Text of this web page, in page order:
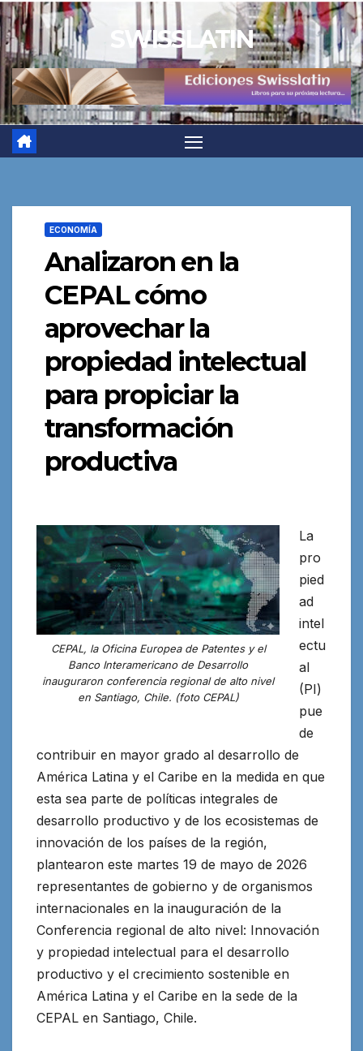
Saltar
al
contenido
SWISSLATIN
ECONOMÍA
Analizaron en la
CEPAL cómo
aprovechar la
propiedad intelectual
para propiciar la
transformación
productiva
CEPAL, la Oficina Europea de Patentes y el
Banco Interamericano de Desarrollo
inauguraron conferencia regional de alto nivel
en Santiago, Chile. (foto CEPAL)
La
pro
pied
ad
intel
ectu
al
(PI)
pue
de
contribuir en mayor grado al desarrollo de
América Latina y el Caribe en la medida en que
esta sea parte de políticas integrales de
desarrollo productivo y de los ecosistemas de
innovación de los países de la región,
plantearon este martes 19 de mayo de 2026
representantes de gobierno y de organismos
internacionales en la inauguración de la
Conferencia regional de alto nivel: Innovación
y propiedad intelectual para el desarrollo
productivo y el crecimiento sostenible en
América Latina y el Caribe en la sede de la
CEPAL en Santiago, Chile.